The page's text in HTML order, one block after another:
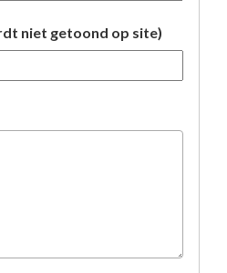
niet getoond op site)